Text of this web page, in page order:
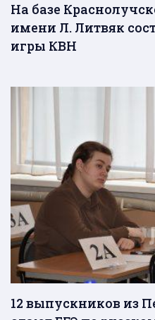
На базе
имени Л. Литвяк
игры КВН
12 выпускников из